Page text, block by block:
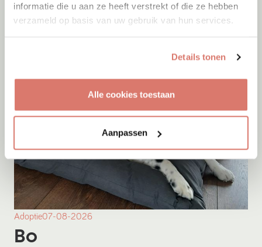
informatie die u aan ze heeft verstrekt of die ze hebben
verzameld op basis van uw gebruik van hun services.
Details tonen
Alle cookies toestaan
Aanpassen
Onesti
Adoptie07-08-2026
Bo